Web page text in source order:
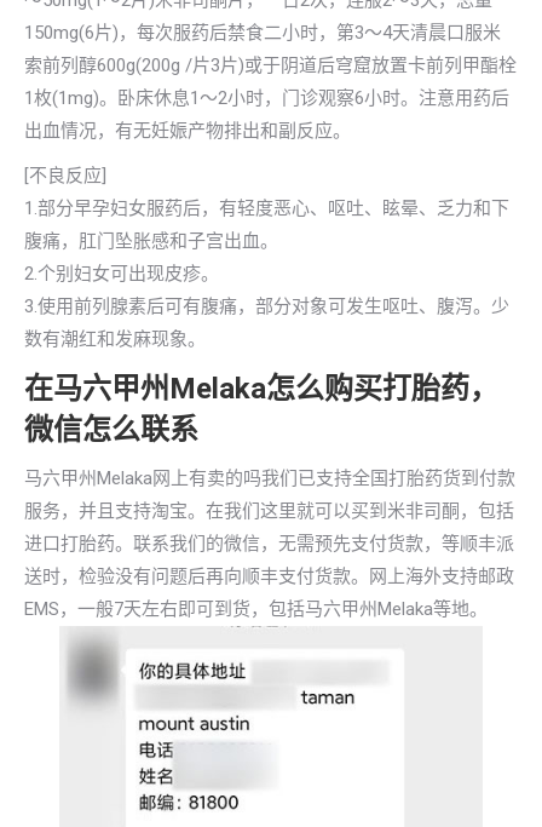
150mg(6片)，每次服药后禁食二小时，第3～4天清晨口服米
索前列醇600g(200g /片3片)或于阴道后穹窟放置卡前列甲酯栓
1枚(1mg)。卧床休息1～2小时，门诊观察6小时。注意用药后
出血情况，有无妊娠产物排出和副反应。
[不良反应]
1.部分早孕妇女服药后，有轻度恶心、呕吐、眩晕、乏力和下
腹痛，肛门坠胀感和子宫出血。
2.个别妇女可出现皮疹。
3.使用前列腺素后可有腹痛，部分对象可发生呕吐、腹泻。少
数有潮红和发麻现象。
在马六甲州Melaka怎么购买打胎药，
微信怎么联系
马六甲州Melaka网上有卖的吗我们已支持全国打胎药货到付款
服务，并且支持淘宝。在我们这里就可以买到米非司酮，包括
进口打胎药。联系我们的微信，无需预先支付货款，等顺丰派
送时，检验没有问题后再向顺丰支付货款。网上海外支持邮政
EMS，一般7天左右即可到货，包括马六甲州Melaka等地。